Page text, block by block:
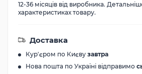
12-36 місяців від виробника.
характеристиках товару.
Доставка
Кур'єром по Києву завтра
Нова пошта по Україні відправимо